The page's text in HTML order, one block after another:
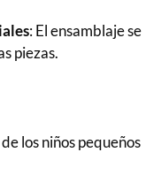
: El ensamblaje se
piezas.
los niños pequeños